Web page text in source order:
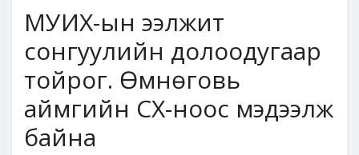
МУИХ-ын ээлжит
сонгуулийн долоодугаар
тойрог. Өмнөговь
аймгийн СХ-ноос мэдээлж
байна